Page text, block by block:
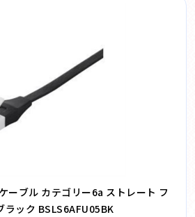
ーブル カテゴリー6a ストレート フ
ラック BSLS6AFU05BK